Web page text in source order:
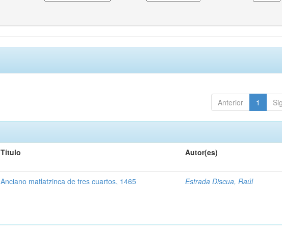
Anterior 1
Título Autor(es)
Anciano matlatzinca de tres cuartos, 1465 Estrada Discua, Raúl